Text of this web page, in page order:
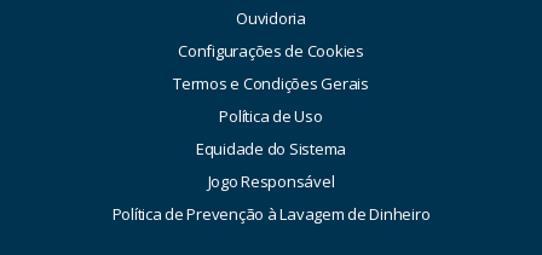
Ouvidoria
Configurações de Cookies
Termos e Condições Gerais
Política de Uso
Equidade do Sistema
Jogo Responsável
Política de Prevenção à Lavagem de Dinheiro